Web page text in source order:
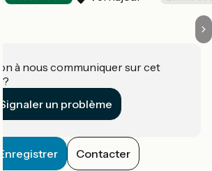
à nous communiquer sur cet
?
Signaler un problème
Enregistrer Contacter